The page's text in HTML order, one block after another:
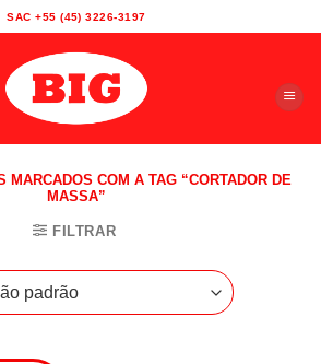
SAC +55 (45) 3226-3197
MARCADOS COM A TAG “CORTADOR DE
MASSA”
FILTRAR